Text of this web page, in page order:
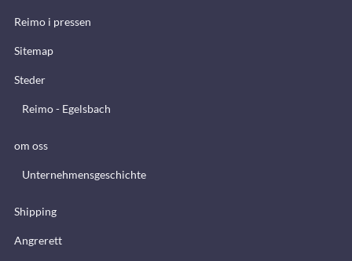
Reimo i pressen
Sitemap
Steder
Reimo - Egelsbach
om oss
Unternehmensgeschichte
Shipping
Angrerett